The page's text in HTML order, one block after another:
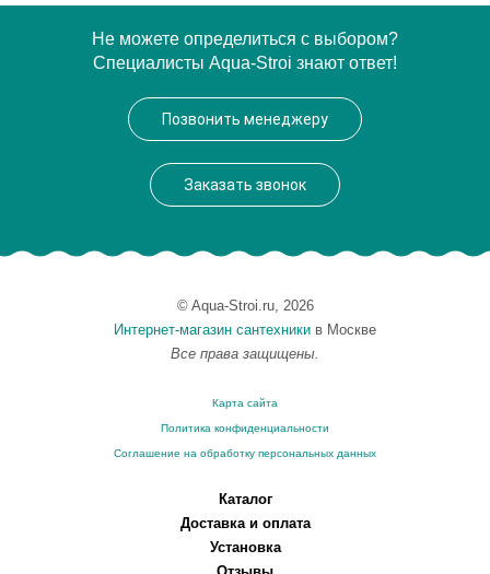
Производитель
Не можете определиться с выбором?
Специалисты Aqua-Stroi знают ответ!
Позвонить менеджеру
Заказать звонок
© Aqua-Stroi.ru, 2026
Интернет-магазин сантехники в Москве
Все права защищены.
Карта сайта
Политика конфиденциальности
Соглашение на обработку персональных данных
Каталог
Доставка и оплата
Установка